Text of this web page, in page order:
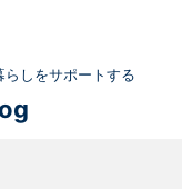
しをサポートする